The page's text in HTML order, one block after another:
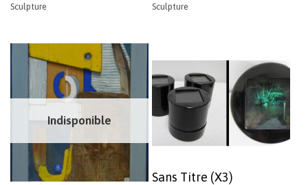
Sculpture
Sculpture
Indisponible
Sans Titre (X3)